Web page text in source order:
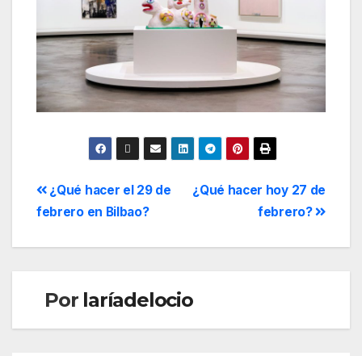
¿Qué hacer hoy 27 de
febrero?
¿Qué hacer el 29 de
febrero en Bilbao?
Por laríadelocio